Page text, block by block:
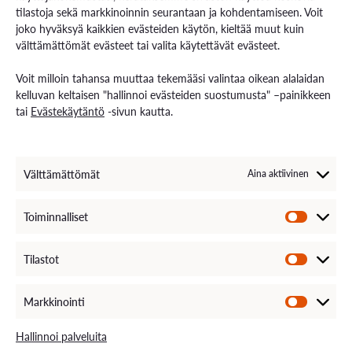
tilastoja sekä markkinoinnin seurantaan ja kohdentamiseen. Voit
joko hyväksyä kaikkien evästeiden käytön, kieltää muut kuin
välttämättömät evästeet tai valita käytettävät evästeet.
Voit milloin tahansa muuttaa tekemääsi valintaa oikean alalaidan
kelluvan keltaisen "hallinnoi evästeiden suostumusta" –painikkeen
tai Evästekäytäntö -sivun kautta.
Välttämättömät Aina aktiivinen
Toiminnalliset
Tilastot
Markkinointi
Hallinnoi palveluita
Tutkimus ja kehitys
Palvelut työelämälle
Rekryä opiskelijoita
Energiaa-verkkolehti
Henkilöstöhaku
Avoimet työpaikat
VAMKin palautekanava